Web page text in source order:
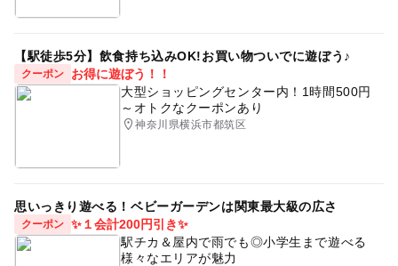
【駅徒歩5分】飲食持ち込みOK!お買い物ついでに遊ぼう♪
クーポン
お得に遊ぼう！！
大型ショッピングセンター内！1時間500円
～オトクなクーポンあり
神奈川県横浜市都筑区
思いっきり遊べる！ベビーガーデンは関東最大級の広さ
クーポン ✨１会計200円引き✨
駅チカ＆屋内で雨でも◎小学生まで遊べる
様々なエリアが魅力